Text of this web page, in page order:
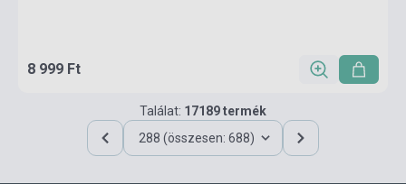
8 999 Ft
Találat: 17189 termék
288 (összesen: 688)